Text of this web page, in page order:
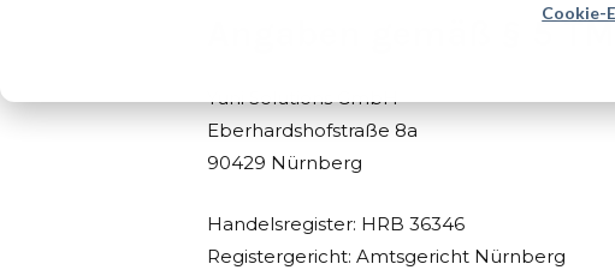
Cookie-
Angaben gemäß § 5
Yuni Solutions GmbH
Eberhardshofstraße 8a
90429 Nürnberg
Handelsregister: HRB 36346
Registergericht: Amtsgericht Nürnberg